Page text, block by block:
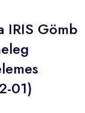
IRIS Gömb
01)